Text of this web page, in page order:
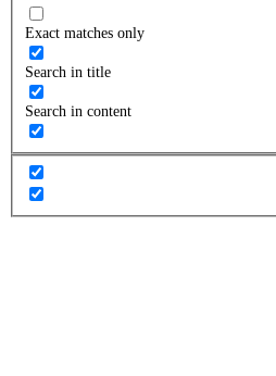
Exact matches only
Search in title
Search in content